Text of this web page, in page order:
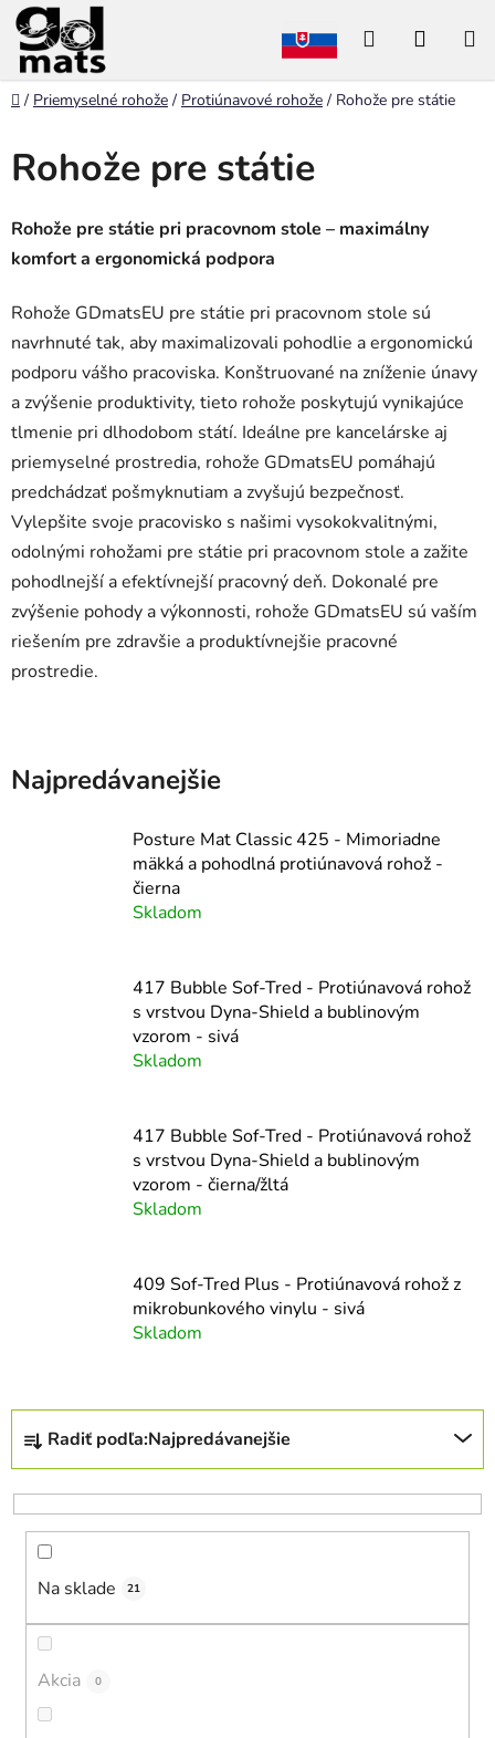
Prejsť
na
obsah
Hľadať
Domov
/ Priemyselné rohože / Protiúnavové rohože / Rohože pre státie
Rohože pre státie
Rohože pre státie pri pracovnom stole – maximálny
komfort a ergonomická podpora
Rohože GDmatsEU pre státie pri pracovnom stole sú
navrhnuté tak, aby maximalizovali pohodlie a ergonomickú
podporu vášho pracoviska. Konštruované na zníženie únavy
a zvýšenie produktivity, tieto rohože poskytujú vynikajúce
tlmenie pri dlhodobom státí. Ideálne pre kancelárske aj
priemyselné prostredia, rohože GDmatsEU pomáhajú
predchádzať pošmyknutiam a zvyšujú bezpečnosť.
Vylepšite svoje pracovisko s našimi vysokokvalitnými,
odolnými rohožami pre státie pri pracovnom stole a zažite
pohodlnejší a efektívnejší pracovný deň. Dokonalé pre
zvýšenie pohody a výkonnosti, rohože GDmatsEU sú vaším
riešením pre zdravšie a produktívnejšie pracovné
prostredie.
Najpredávanejšie
Posture Mat Classic 425 - Mimoriadne
mäkká a pohodlná protiúnavová rohož -
čierna
Skladom
417 Bubble Sof-Tred - Protiúnavová rohož
s vrstvou Dyna-Shield a bublinovým
vzorom - sivá
Skladom
417 Bubble Sof-Tred - Protiúnavová rohož
s vrstvou Dyna-Shield a bublinovým
vzorom - čierna/žltá
Skladom
409 Sof-Tred Plus - Protiúnavová rohož z
mikrobunkového vinylu - sivá
Skladom
R
d
e
Radiť podľa:Najpredávanejšie
Na sklade 21
Akcia 0